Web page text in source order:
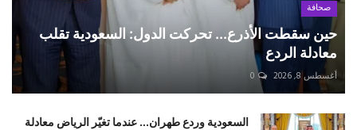
صحافة
حين سقطت الأذرع... تحركت الدول: السعودية تقلب
معادلة الردع
أغسطس 8, 2026 0
السعودية وردع طهران... عندما تغيّر الرياض معادلة